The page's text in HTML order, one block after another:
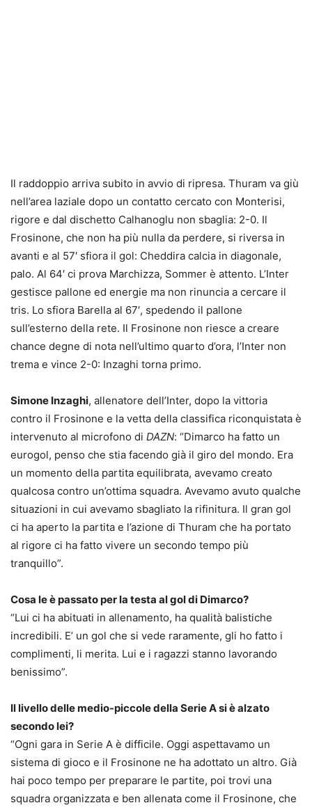
Il raddoppio arriva subito in avvio di ripresa. Thuram va giù
nell’area laziale dopo un contatto cercato con Monterisi,
rigore e dal dischetto Calhanoglu non sbaglia: 2-0. Il
Frosinone, che non ha più nulla da perdere, si riversa in
avanti e al 57′ sfiora il gol: Cheddira calcia in diagonale,
palo. Al 64′ ci prova Marchizza, Sommer è attento. L’Inter
gestisce pallone ed energie ma non rinuncia a cercare il
tris. Lo sfiora Barella al 67′, spedendo il pallone
sull’esterno della rete. Il Frosinone non riesce a creare
chance degne di nota nell’ultimo quarto d’ora, l’Inter non
trema e vince 2-0: Inzaghi torna primo.
Simone Inzaghi, allenatore dell’Inter, dopo la vittoria
contro il Frosinone e la vetta della classifica riconquistata è
intervenuto al microfono di DAZN: “Dimarco ha fatto un
eurogol, penso che stia facendo già il giro del mondo. Era
un momento della partita equilibrata, avevamo creato
qualcosa contro un’ottima squadra. Avevamo avuto qualche
situazioni in cui avevamo sbagliato la rifinitura. Il gran gol
ci ha aperto la partita e l’azione di Thuram che ha portato
al rigore ci ha fatto vivere un secondo tempo più
tranquillo”.
Cosa le è passato per la testa al gol di Dimarco?
“Lui ci ha abituati in allenamento, ha qualità balistiche
incredibili. E’ un gol che si vede raramente, gli ho fatto i
complimenti, li merita. Lui e i ragazzi stanno lavorando
benissimo”.
Il livello delle medio-piccole della Serie A si è alzato
secondo lei?
“Ogni gara in Serie A è difficile. Oggi aspettavamo un
sistema di gioco e il Frosinone ne ha adottato un altro. Già
hai poco tempo per preparare le partite, poi trovi una
squadra organizzata e ben allenata come il Frosinone, che